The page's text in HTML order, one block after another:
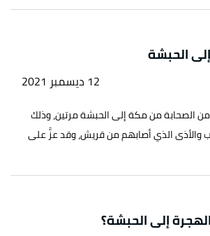
الحبشة
12 ديسمبر 2021
الصحابة من مكة إلى الحبشة مرتين، وذلك
والأذى الذي أصابهم من قريش، وقد عزَّ على
إلى الحبشة؟